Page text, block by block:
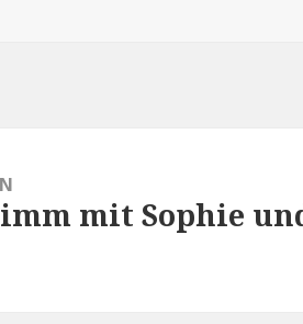
mit Sophie